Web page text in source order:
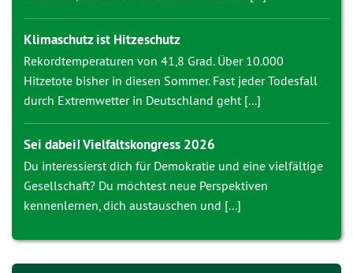
Klimaschutz ist Hitzeschutz
Rekordtemperaturen von 41,8 Grad. Über 10.000
Hitzetote bisher in diesen Sommer. Fast jeder Todesfall
durch Extremwetter in Deutschland geht [...]
Sei dabei! Vielfaltskongress 2026
Du interessierst dich für Demokratie und eine vielfältige
Gesellschaft? Du möchtest neue Perspektiven
kennenlernen, dich austauschen und [...]